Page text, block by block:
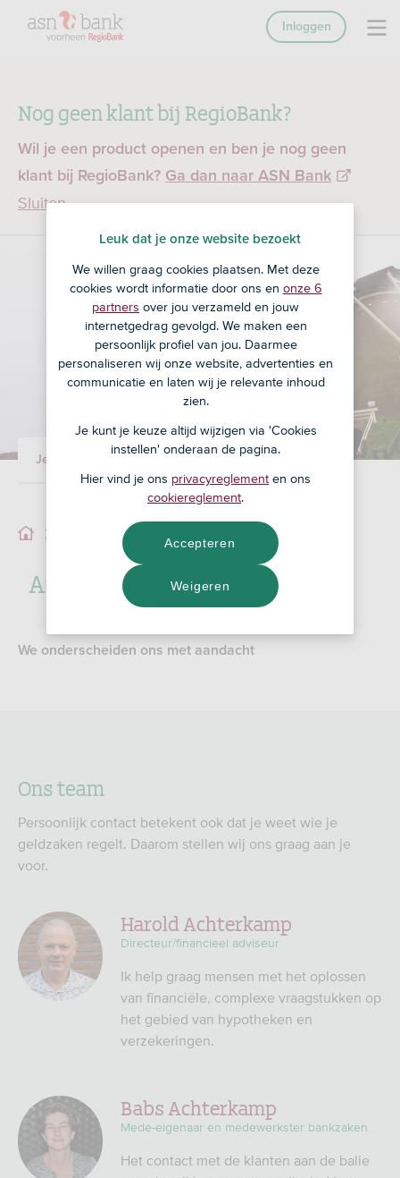
Nog geen klant bij RegioBank?
Wil je een product openen en ben je nog geen
klant bij RegioBank? Ga dan naar ASN Bank
Sluiten
Inloggen
Je adviseur
Arci Steenderen
We onderscheiden ons met aandacht
Ons team
Persoonlijk contact betekent ook dat je weet wie je
geldzaken regelt. Daarom stellen wij ons graag aan je
voor.
Harold Achterkamp
Directeur/financieel adviseur
Ik help graag mensen met het oplossen
van financiële, complexe vraagstukken op
het gebied van hypotheken en
verzekeringen.
Babs Achterkamp
Mede-eigenaar en medewerkster bankzaken
Het contact met de klanten aan de balie
Leuk dat je onze website bezoekt
We willen graag cookies plaatsen. Met deze
cookies wordt informatie door ons en onze 6
partners over jou verzameld en jouw
internetgedrag gevolgd. We maken een
persoonlijk profiel van jou. Daarmee
personaliseren wij onze website, advertenties en
communicatie en laten wij je relevante inhoud
zien.
Je kunt je keuze altijd wijzigen via 'Cookies
instellen' onderaan de pagina.
Hier vind je ons privacyreglement en ons
cookiereglement.
Weigeren
Accepteren